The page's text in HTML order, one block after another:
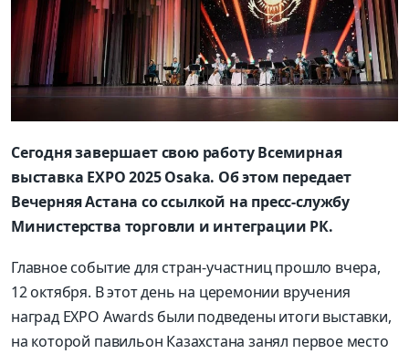
Сегодня завершает свою работу Всемирная
выставка EXPO 2025 Osaka. Об этом передает
Вечерняя Астана со ссылкой на пресс-службу
Министерства торговли и интеграции РК.
Главное событие для стран-участниц прошло вчера,
12 октября. В этот день на церемонии вручения
наград EXPO Awards были подведены итоги выставки,
на которой павильон Казахстана занял первое место